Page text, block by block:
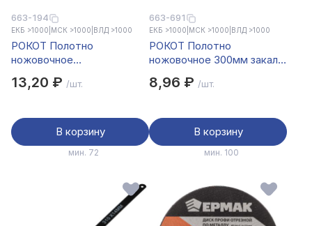
663-194
ЕКБ >1000 МСК >1000 ВЛД >1000
РОКОТ Полотно
ножовочное
универсальное 300х23мм
13,20 ₽ /шт.
В корзину
мин. 72
663-691
ЕКБ >1000 МСК >1000 ВЛД >1000
РОКОТ Полотно
ножовочное 300мм закал
8,96 ₽ /шт.
В корзину
мин. 100